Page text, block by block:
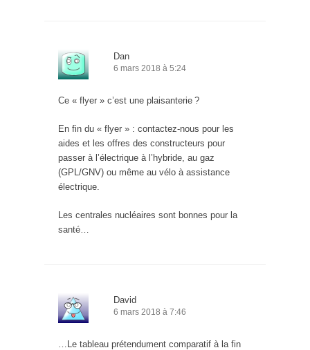
Dan
6 mars 2018 à 5:24
Ce « flyer » c’est une plaisanterie ?
En fin du « flyer » : contactez-nous pour les
aides et les offres des constructeurs pour
passer à l’électrique à l’hybride, au gaz
(GPL/GNV) ou même au vélo à assistance
électrique.
Les centrales nucléaires sont bonnes pour la
santé…
David
6 mars 2018 à 7:46
…Le tableau prétendument comparatif à la fin